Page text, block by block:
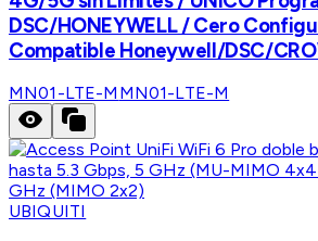
DSC/HONEYWELL / Cero
Compatible Honeywell/DSC/
MN01-LTE-M MN01-LTE-M
UBIQUITI